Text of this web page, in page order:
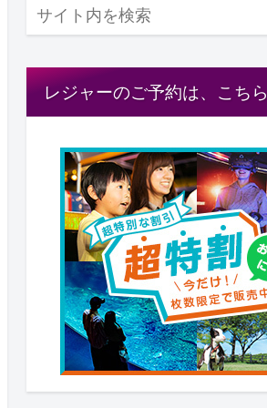
レジャーのご予約は、こちら